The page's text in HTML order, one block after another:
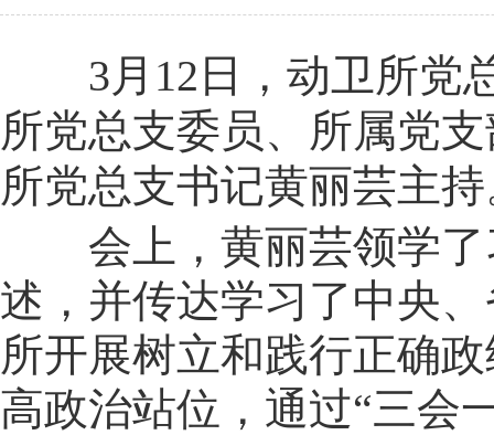
3月12日，动卫所党
所党总支委员、所属党
所党总支书记黄丽芸主
会上，黄丽芸领学
述，并传达学习了中央
所开展树立和践行正确
高政治站位，通过“三会